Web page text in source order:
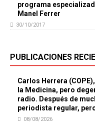
programa
Manel Ferrer
30/10/2017
PUBLICACIONES
Carlos Herrera
la Medicina, pero
radio. Después de
periodista regular,
08/08/2026